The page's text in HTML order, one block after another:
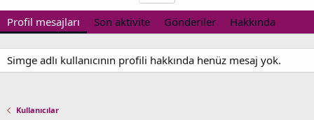
Profil mesajları Son aktivite Gönderiler Hakkında
Simge adlı kullanıcının profili hakkında henüz mesaj yok.
Kullanıcılar